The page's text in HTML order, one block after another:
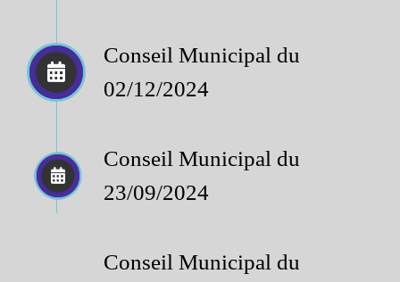
Conseil Municipal du
02/12/2024
Conseil Municipal du
23/09/2024
Conseil Municipal du